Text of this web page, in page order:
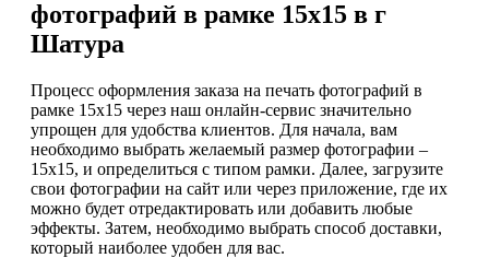
фотографий в рамке 15х15 в г
Шатура
Процесс оформления заказа на печать фотографий в
рамке 15х15 через наш онлайн-сервис значительно
упрощен для удобства клиентов. Для начала, вам
необходимо выбрать желаемый размер фотографии –
15х15, и определиться с типом рамки. Далее, загрузите
свои фотографии на сайт или через приложение, где их
можно будет отредактировать или добавить любые
эффекты. Затем, необходимо выбрать способ доставки,
который наиболее удобен для вас.